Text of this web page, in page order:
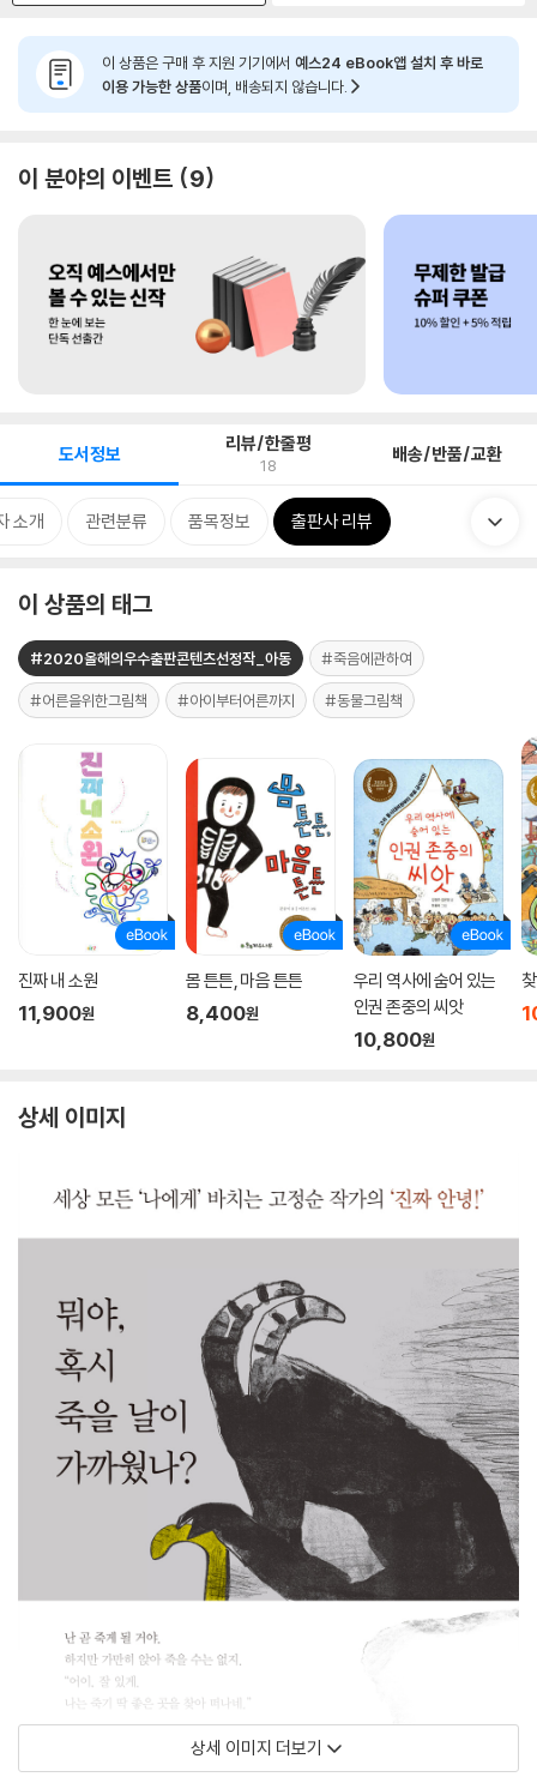
이 상품은 구매 후 지원 기기에서 예스24 eBook앱 설치 후 바로
이용 가능한 상품이며, 배송되지 않습니다.
이 분야의 이벤트 9
도서정보 리뷰/한줄평
18 배송/반품/교환
소개 관련분류 품목정보 출판사 리뷰
이 상품의 태그
#2020올해의우수출판콘텐츠선정작_아동 #죽음에관하여
#어른을위한그림책 #아이부터어른까지 #동물그림책
진짜 내 소원
11,900원
몸 튼튼, 마음 튼튼
8,400원
우리 역사에 숨어 있는
인권 존중의 씨앗
10,800원
상세 이미지
상세 이미지 더보기